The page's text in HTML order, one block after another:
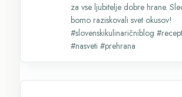
za vse ljubitelje dobre hrane.
bomo raziskovali svet okusov!
#slovenskikulinaričniblog
#nasveti #prehrana